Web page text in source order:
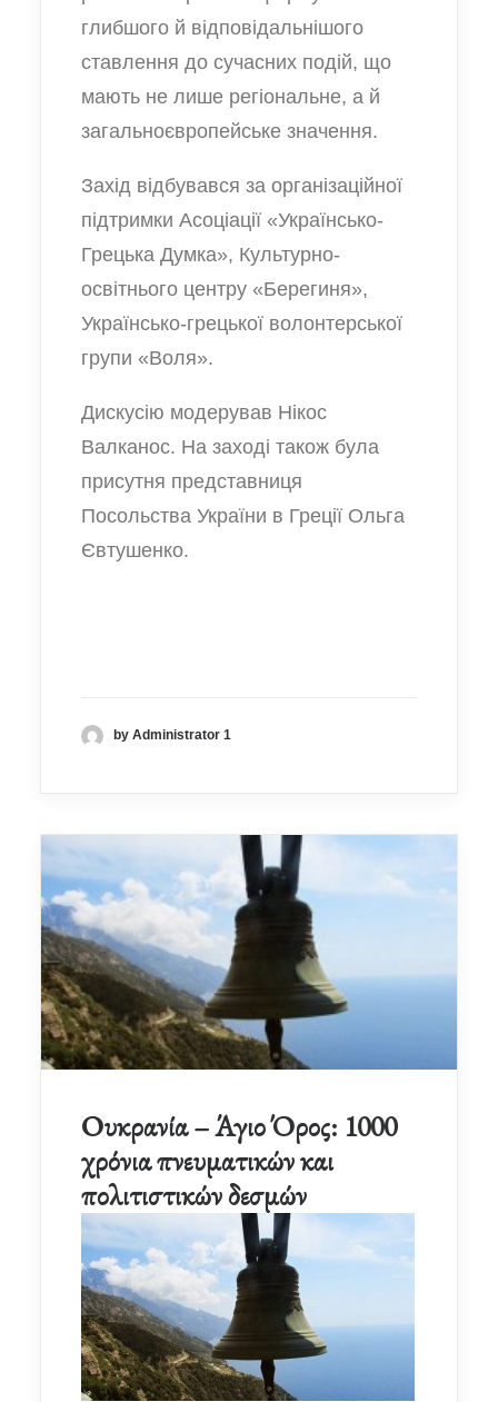
глибшого й відповідальнішого
ставлення до сучасних подій, що
мають не лише регіональне, а й
загальноєвропейське значення.
Захід відбувався за організаційної
підтримки Асоціації «Українсько-
Грецька Думка», Культурно-
освітнього центру «Берегиня»,
Українсько-грецької волонтерської
групи «Воля».
Дискусію модерував Нікос
Валканос. На заході також була
присутня представниця
Посольства України в Греції Ольга
Євтушенко.
by Administrator 1
Ουκρανία – Άγιο Όρος: 1000
χρόνια πνευματικών και
πολιτιστικών δεσμών